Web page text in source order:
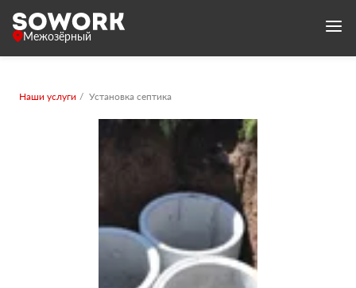
Межозёрный
Наши услуги Установка септика